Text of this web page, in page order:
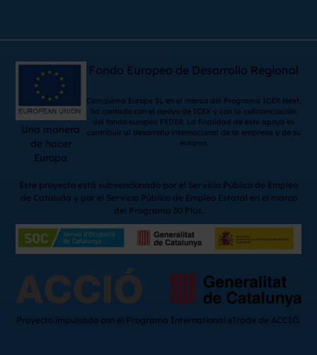
Una manera
de hacer
Europa
Fondo Europeo de Desarrollo Regional
Comquima Europe SL en el marco del Programa ICEX Next,
ha contado con el apoyo de ICEX y con la cofinanciación
del fondo europeo FEDER. La finalidad de este apoyo es
contribuir al desarrollo internacional de la empresa y de su
entorno.
Este proyecto está subvencionado por el Servicio Público de Empleo
de Cataluña y por el Servicio Público de Empleo Estatal en el marco
del Programa 30 Plus.
Proyecto impulsado con el Programa International eTrade de ACCIÓ.